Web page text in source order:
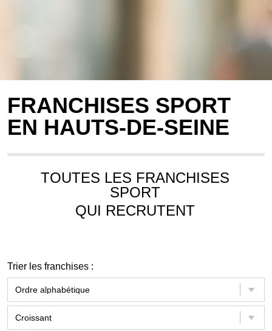
FRANCHISES SPORT
EN HAUTS-DE-SEINE
TOUTES LES FRANCHISES
SPORT
QUI RECRUTENT
Trier les franchises :